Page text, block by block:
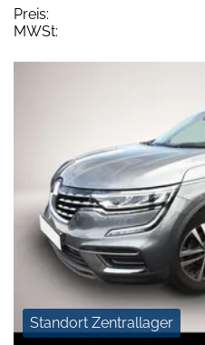
Preis:
MWSt:
Standort Zentrallager